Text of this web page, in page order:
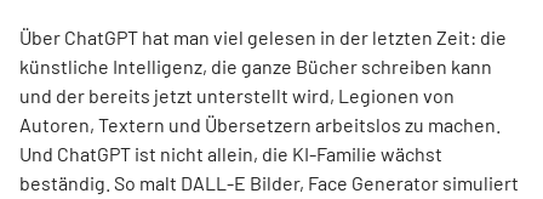
Über ChatGPT hat man viel gelesen in der letzten Zeit: die
künstliche Intelligenz, die ganze Bücher schreiben kann
und der bereits jetzt unterstellt wird, Legionen von
Autoren, Textern und Übersetzern arbeitslos zu machen.
Und ChatGPT ist nicht allein, die KI-Familie wächst
beständig. So malt DALL-E Bilder, Face Generator simuliert